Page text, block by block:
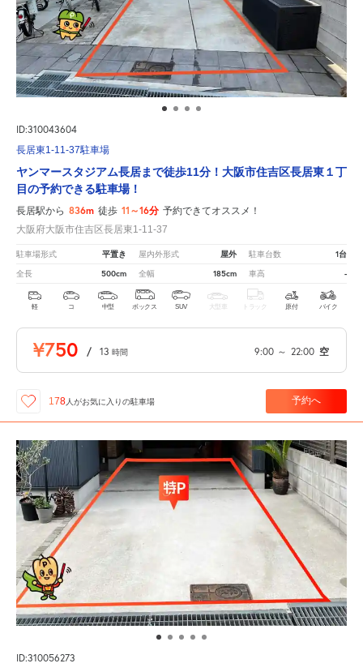
ID:310043604
長居東1-11-37駐車場
ヤンマースタジアム長居まで徒歩11分！大阪市住吉区長居東１丁
目の予約できる駐車場！
長居駅から 836m 徒歩 11～16分 予約できてオススメ！
大阪府大阪市住吉区長居東1-11-37
駐車場形式 平置き 屋内外形式 屋外 駐車台数 1台
全長 500cm 全幅 185cm 車高 -
軽 コ 中型 ボックス SUV 大型車 トラック 原付 バイク
¥750 / 13 時間 9:00 ～ 22:00 空
178 人がお気に入りの駐車場 予約へ
ID:310056273